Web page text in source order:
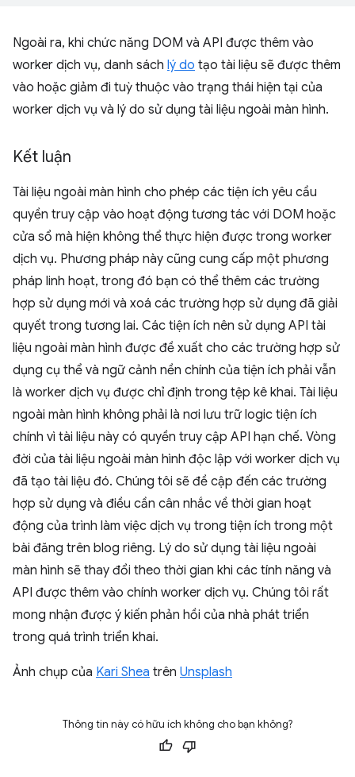
Ngoài ra, khi chức năng DOM và API được thêm vào
worker dịch vụ, danh sách lý do tạo tài liệu sẽ được thêm
vào hoặc giảm đi tuỳ thuộc vào trạng thái hiện tại của
worker dịch vụ và lý do sử dụng tài liệu ngoài màn hình.
Kết luận
Tài liệu ngoài màn hình cho phép các tiện ích yêu cầu
quyền truy cập vào hoạt động tương tác với DOM hoặc
cửa sổ mà hiện không thể thực hiện được trong worker
dịch vụ. Phương pháp này cũng cung cấp một phương
pháp linh hoạt, trong đó bạn có thể thêm các trường
hợp sử dụng mới và xoá các trường hợp sử dụng đã giải
quyết trong tương lai. Các tiện ích nên sử dụng API tài
liệu ngoài màn hình được đề xuất cho các trường hợp sử
dụng cụ thể và ngữ cảnh nền chính của tiện ích phải vẫn
là worker dịch vụ được chỉ định trong tệp kê khai. Tài liệu
ngoài màn hình không phải là nơi lưu trữ logic tiện ích
chính vì tài liệu này có quyền truy cập API hạn chế. Vòng
đời của tài liệu ngoài màn hình độc lập với worker dịch vụ
đã tạo tài liệu đó. Chúng tôi sẽ đề cập đến các trường
hợp sử dụng và điều cần cân nhắc về thời gian hoạt
động của trình làm việc dịch vụ trong tiện ích trong một
bài đăng trên blog riêng. Lý do sử dụng tài liệu ngoài
màn hình sẽ thay đổi theo thời gian khi các tính năng và
API được thêm vào chính worker dịch vụ. Chúng tôi rất
mong nhận được ý kiến phản hồi của nhà phát triển
trong quá trình triển khai.
Ảnh chụp của Kari Shea trên Unsplash
Thông tin này có hữu ích không cho bạn không?